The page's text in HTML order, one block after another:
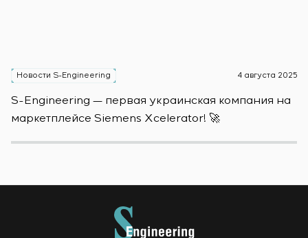
Новости S-Engineering 4 августа 2025
S-Engineering — первая украинская компания на
маркетплейсе Siemens Xcelerator! 🚀